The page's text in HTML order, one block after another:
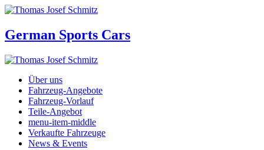
German Sports Cars
Über uns
Fahrzeug-Angebote
Fahrzeug-Vorlauf
Teile-Angebot
menu-item-middle
Verkaufte Fahrzeuge
News & Events